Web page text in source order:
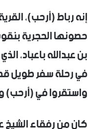
إنه رباط (أرحب)،
حصونها الحجرية
في رحلة سفر طويل
واستقروا في